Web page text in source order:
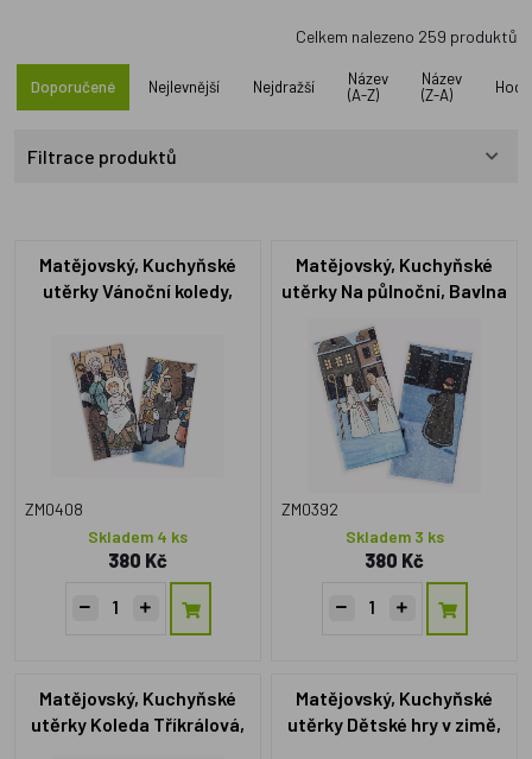
Celkem nalezeno 259 produktů
Doporučené Nejlevnější Nejdražší
Název
(A-Z)
Název
(Z-A)
Filtrace produktů
Matějovský, Kuchyňské
utěrky Vánoční koledy,
ZM0408
Skladem 4 ks
380 Kč
Matějovský, Kuchyňské
utěrky Na půlnoční, Bavlna
ZM0392
Skladem 3 ks
380 Kč
Matějovský, Kuchyňské
utěrky Koleda Tříkrálová,
Matějovský, Kuchyňské
utěrky Dětské hry v zimě,